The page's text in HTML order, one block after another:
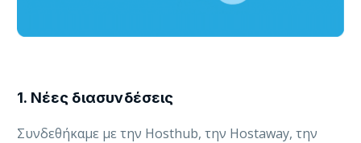
1. Νέες διασυνδέσεις
Συνδεθήκαμε με την Hosthub, την Hostaway, την